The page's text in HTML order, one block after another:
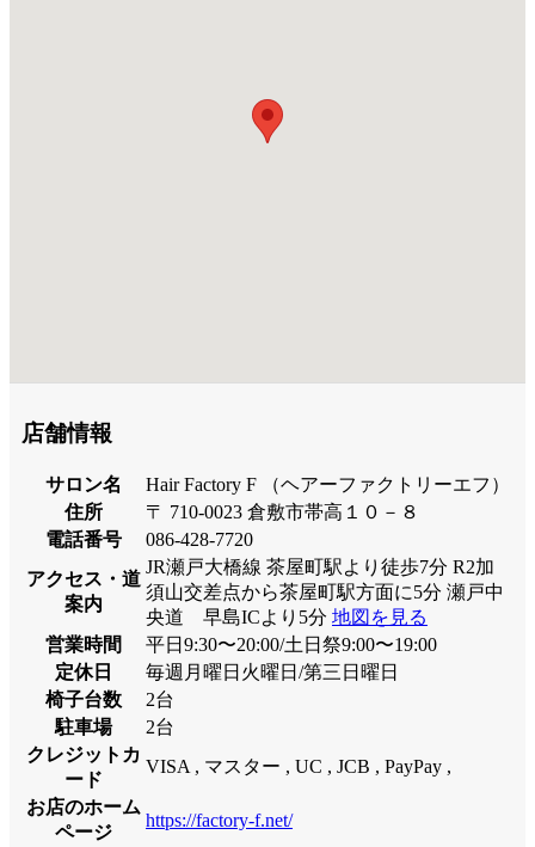
店舗情報
サロン名
Hair Factory F （ヘアーファクトリーエフ）
住所
〒 710-0023 倉敷市帯高１０－８
電話番号
086-428-7720
アクセス・道
案内
JR瀬戸大橋線 茶屋町駅より徒歩7分 R2加
須山交差点から茶屋町駅方面に5分 瀬戸中
央道 早島ICより5分 地図を見る
営業時間
平日9:30〜20:00/土日祭9:00〜19:00
定休日
毎週月曜日火曜日/第三日曜日
椅子台数
2台
駐車場
2台
クレジットカ
ード
VISA , マスター , UC , JCB , PayPay ,
お店のホーム
ページ
https://factory-f.net/